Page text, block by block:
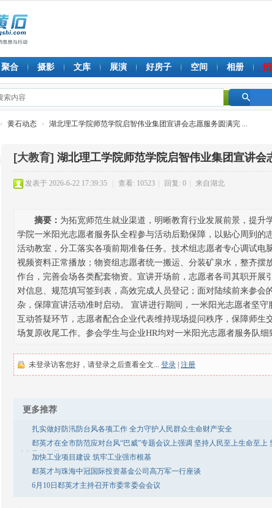
聚合 摄影 文库 展演 好房子 空间 相册
› 黄石动态 › 湖北理工学院师范学院启智伟业集团宣讲会志愿服务圆满完 ...
[大教育] 湖北理工学院师范学院启智伟业集团宣讲会
发表于 2026-6-22 17:39:35 查看: 10523 回复: 0 来自湖北
摘要： 为拓宽师范生就业渠道，明晰教育行业发展前景，提升
学院一米阳光志愿者服务队全程参与活动后勤保障，以贴心周到
活动教室，分工落实各项前期准备任务。技术组志愿者专心调试
视频资料正常播放；物资组志愿者统一搬运、分装矿泉水，整齐
作台，完善会场各类配套物资。宣讲开场前，志愿者各司其职开
对信息、规范填写签到表，高效完成人员登记；面对陆续前来参
杂，保障宣讲活动准时启动。 宣讲进行期间，一米阳光志愿者坚
互动答疑环节，志愿者配合企业代表维持现场提问秩序，保障师
场复原收尾工作。参会学生与企业HR均对一米阳光志愿者服务队
未登录访客您好，请登录之后查看全文... 登录 注册
更多推荐
扎实做好防汛防台风各项工作 全力守护人民群众生命财产安全
郄英才在全市防范应对台风“巴威”专题会议上强调 坚持人民至上生命至上
对台风攻坚战
加快工业项目建设 筑牢工业强市根基
郄英才与珠海中冠国际投资基金公司高万军一行座谈
6月10日郄英才主持召开市委常委会会议